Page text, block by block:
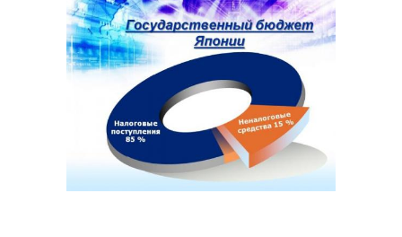
Странные законы Налоги в мире
Налоги в испании Налог на тень